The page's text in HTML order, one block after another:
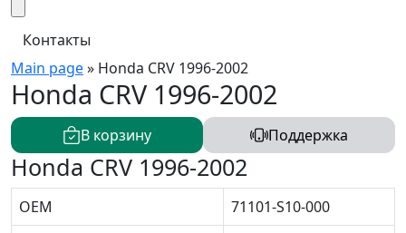
Контакты
Main page» Honda CRV 1996-2002
Honda CRV 1996-2002
В корзину Поддержка
Honda CRV 1996-2002
OEM
71101-S10-000